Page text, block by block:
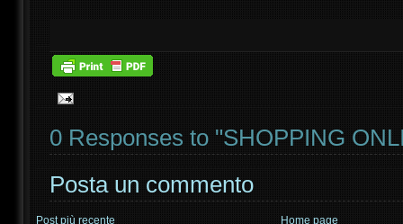
0 Responses to "SHOPPING
Posta un commento
Post più recente Home page